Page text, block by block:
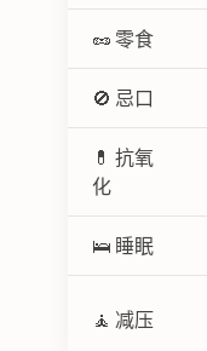
🥜 零食
🚫 忌口
💊 抗氧
化
🛌 睡眠
🧘 减压